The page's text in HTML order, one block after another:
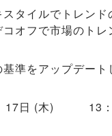
タイルでトレン
オフで市場のトレ
準をアップデート
17日 (木) 13：